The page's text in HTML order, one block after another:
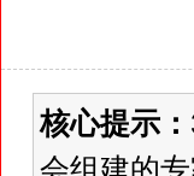
核心提示：
会组建的